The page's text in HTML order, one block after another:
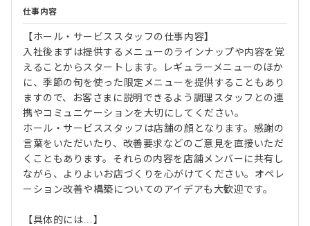
仕事内容
【ホール・サービススタッフの仕事内容】
入社後まずは提供するメニューのラインナップや内容を覚
えることからスタートします。レギュラーメニューのほか
に、季節の旬を使った限定メニューを提供することもあり
ますので、お客さまに説明できるよう調理スタッフとの連
携やコミュニケーションを大切にしてください。
ホール・サービススタッフは店舗の顔となります。感謝の
言葉をいただいたり、改善要求などのご意見を直接いただ
くこともあります。それらの内容を店舗メンバーに共有し
ながら、よりよいお店づくりを心がけてください。オペレ
ーション改善や構築についてのアイデアも大歓迎です。
【具体的には…】